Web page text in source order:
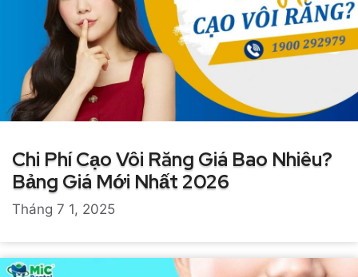
Chi Phí Cạo Vôi Răng Giá Bao Nhiêu?
Bảng Giá Mới Nhất 2026
Tháng 7 1, 2025